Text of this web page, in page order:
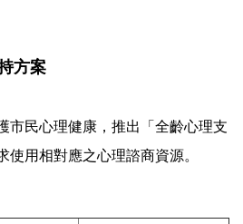
方案
市民心理健康，推出「全齡心理支
使用相對應之心理諮商資源。